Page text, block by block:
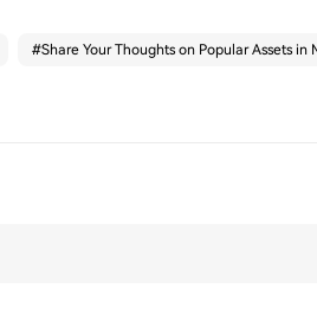
#Share Your Thoughts on Popular Assets in